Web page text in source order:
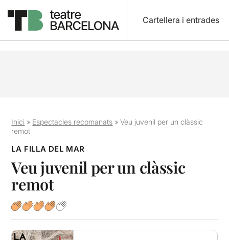
Cartellera i entrades
Inici » Espectacles recomanats »Veu juvenil per un clàssic
remot
LA FILLA DEL MAR
Veu juvenil per un clàssic
remot